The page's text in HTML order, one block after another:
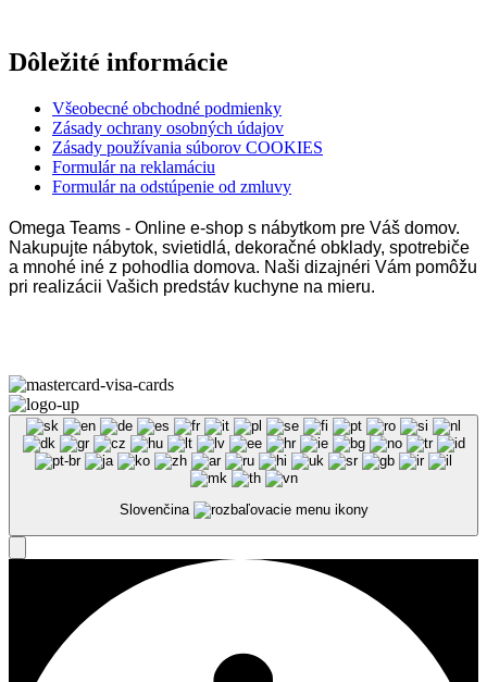
Dôležité informácie
Všeobecné obchodné podmienky
Zásady ochrany osobných údajov
Zásady používania súborov COOKIES
Formulár na reklamáciu
Formulár na odstúpenie od zmluvy
Omega Teams - Online e-shop s nábytkom pre Váš domov.
Nakupujte nábytok, svietidlá, dekoračné obklady, spotrebiče
a mnohé iné z pohodlia domova. Naši dizajnéri Vám pomôžu
pri realizácii Vašich predstáv kuchyne na mieru.
Slovenčina